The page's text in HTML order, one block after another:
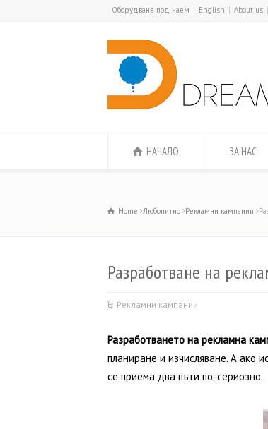
Оборудване под наем English About us
НАЧАЛО ЗА НАС
Home Любопитно Рекламни кампании
Разработване на
Рекламни кампании
Разработването на рекламна
планиране и изчисляване. А ако
се приема два пъти по-сериозно.